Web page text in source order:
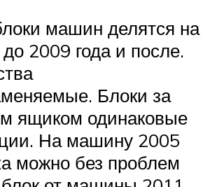
машин делятся на
2009 года и после.
Блоки за
ящиком одинаковые
На машину 2005
можно без проблем